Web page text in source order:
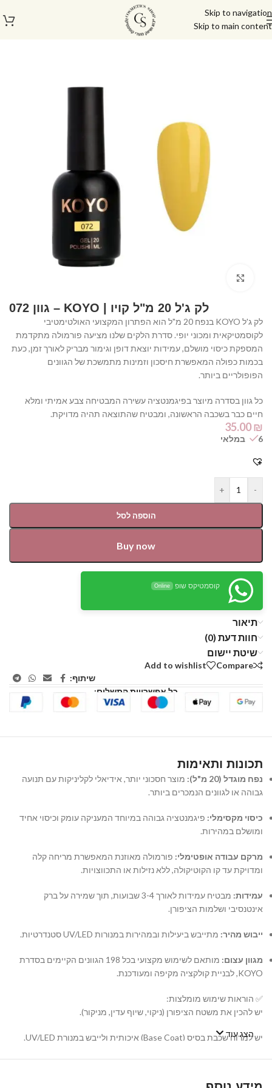
Skip to navigation
Skip to main content
לק ג'ל 20 מ"ל קויו | KOYO – גוון 072
לק ג'ל KOYO בנפח 20 מ"ל הוא הפתרון המקצועי האולטימטיבי
לקוסמטיקאית ומכוני יופי. סדרת הלקים שלנו מציעה פורמולה מתקדמת
המספקת כיסוי מושלם, עמידות יוצאת דופן וגימור מבריק לאורך זמן, כעת
בכמות כפולה המאפשרת חיסכון וזמינות מתמשכת של הגוונים
הפופולריים ביותר.
כל גוון בסדרה מיוצר בפיגמנטציה עשירה המבטיחה צבע אמיתי ומלא
חיים כבר בשכבה הראשונה, ומבטיח שהתוצאה תהיה מדויקת.
35.00₪
6 במלאי
-
+
הוספה לסל
Buy now
קוסמטיקס שופ Online
תיאור
חוות דעת (0)
שיטת יישום
Compare
Add to wishlist
שיתוף:
כל אפשרויות התשלום:
תכונות ותאימות
נפח מוגדל (20 מ"ל):
מוצר חסכוני יותר, אידיאלי לקליניקות עם תנועה
גבוהה או לגוונים הנמכרים ביותר.
כיסוי מקסימלי: פיגמנטציה גבוהה במיוחד המעניקה עומק וכיסוי אחיד
ומושלם במהירות.
מרקם עבודה אופטימלי: פורמולה מאוזנת המאפשרת מריחה קלה
ומדויקת עד קו הקוטיקולה, ללא נזילות או התכווצויות.
עמידות:
מבטיח עמידות לאורך 3-4 שבועות, תוך שמירה על ברק
אינטנסיבי ושלמות הציפורן.
ייבוש מהיר: מתייבש ביעילות ובמהירות במנורות UV/LED סטנדרטיות.
מגוון עצום:
מותאם לשימוש מקצועי בכל 198 הגוונים הקיימים בסדרת
KOYO, לבניית קולקציה מקיפה ומעודכנת.
✅ הוראות שימוש מומלצות:
יש להכין את משטח הציפורן (ניקוי, שיוף עדין, מניקור).
יש למרוח שכבת בסיס (Base Coat) איכותית ולייבש במנורת UV/LED.
יש למרוח שכבה דקה ואחידה של לק ג'ל KOYO ולייבש במנורה. במידת
הצג עוד